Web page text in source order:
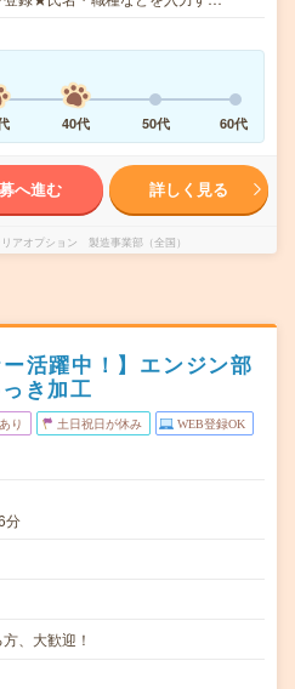
40代 50代 60代
へ進む 詳しく見る
アオプション 製造事業部（全国）
活躍中！】エンジン部
き加工
り 土日祝日が休み WEB登録OK
分
、大歓迎！